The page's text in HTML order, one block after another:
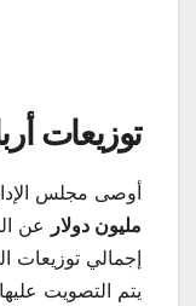
توزيعات
أوصى مجلس
مليون دولار
إجمالي توزيعات
يتم التصويت